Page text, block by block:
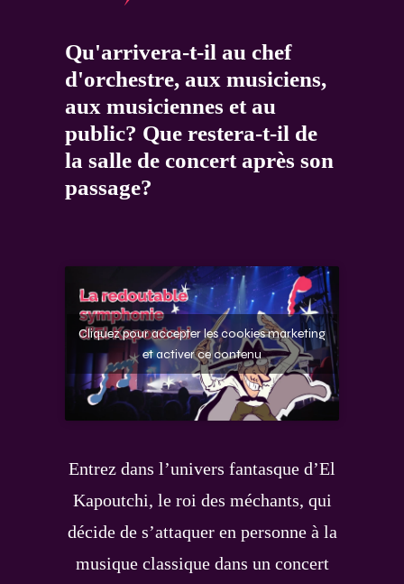
Qu'arrivera-t-il au chef
d'orchestre, aux musiciens,
aux musiciennes et au
public? Que restera-t-il de
la salle de concert après son
passage?
Cliquez pour accepter les cookies marketing
et activer ce contenu
Entrez dans l’univers fantasque d’El
Kapoutchi, le roi des méchants, qui
décide de s’attaquer en personne à la
musique classique dans un concert